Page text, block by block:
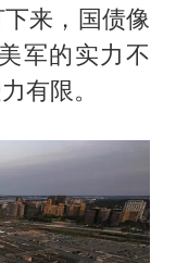
来，国债像
军的实力不
有限。